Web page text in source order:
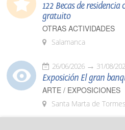
122 Becas de
gratuito
OTRAS ACTIVIDADES
Salamanca
26/06/2026 31/08/
Exposición El gran
ARTE / EXPOSICIONES
Santa Marta de Tormes